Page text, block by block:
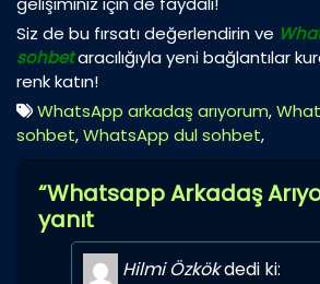
Siz de bu fırsatı değerlendirin ve
sohbetaracılığıyla yeni bağlantılar
renk katın!
WhatsApp arkadaş arıyorum,
sohbet,WhatsApp dul sohbet,
“Whatsapp Arkadaş
yanıt
Hilmi Özkökdedi ki: